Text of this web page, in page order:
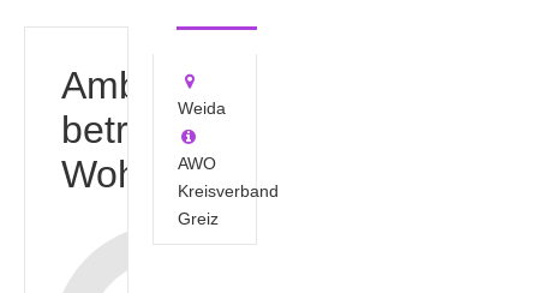
Ambulant
betreutes
Wohnen
Weida
AWO
Kreisverband
Greiz